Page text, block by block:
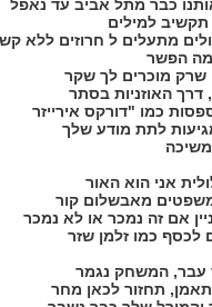
כבר מתל אביב עד נאפל
תקשיב למילים
מתעלים ל חרוזים ללא
מה הפשר
שרק מוכרים לך שקר
דרך האוזניות בסתר
לתת מודע שלך
אני הוא האור
משפטים מאבשלום קור
אם זה נמכר או לא נמכר
לכסף כמו זלמן שזר
עבר, המשחק נגמר
תחזור לכאן מחר